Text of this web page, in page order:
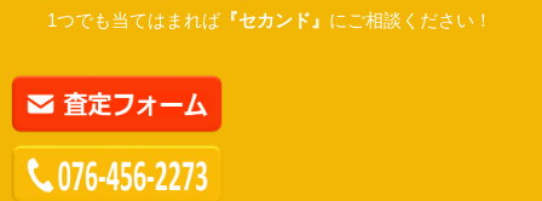
1つでも当てはまれば『セカンド』 にご相談ください！